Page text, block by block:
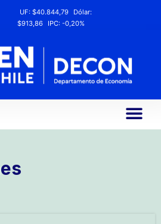
UF:$40.844,79
Dólar:
$913,86
IPC:-0,20%